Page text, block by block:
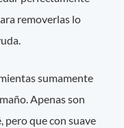
removerlas lo
sumamente
Apenas son
pero que con suave